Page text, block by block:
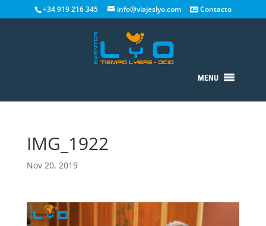
+34 919 216 345 info@viajeslyo.com Contacto
MENU
IMG_1922
Nov 20, 2019